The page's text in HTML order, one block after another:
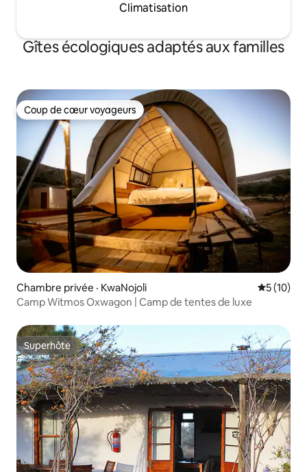
Climatisation
Gîtes écologiques adaptés aux familles
Coup de cœur voyageurs
Coup de cœur voyageurs
Chambre privée · KwaNojoli Note
5 (10)
Camp Witmos Oxwagon | Camp de tentes de luxe
Superhôte
Superhôte